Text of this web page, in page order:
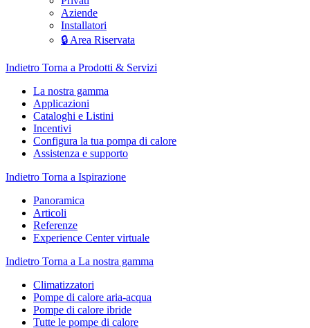
Aziende
Installatori
🔒 Area Riservata
Indietro Torna a Prodotti & Servizi
La nostra gamma
Applicazioni
Cataloghi e Listini
Incentivi
Configura la tua pompa di calore
Assistenza e supporto
Indietro Torna a Ispirazione
Panoramica
Articoli
Referenze
Experience Center virtuale
Indietro Torna a La nostra gamma
Climatizzatori
Pompe di calore aria-acqua
Pompe di calore ibride
Tutte le pompe di calore